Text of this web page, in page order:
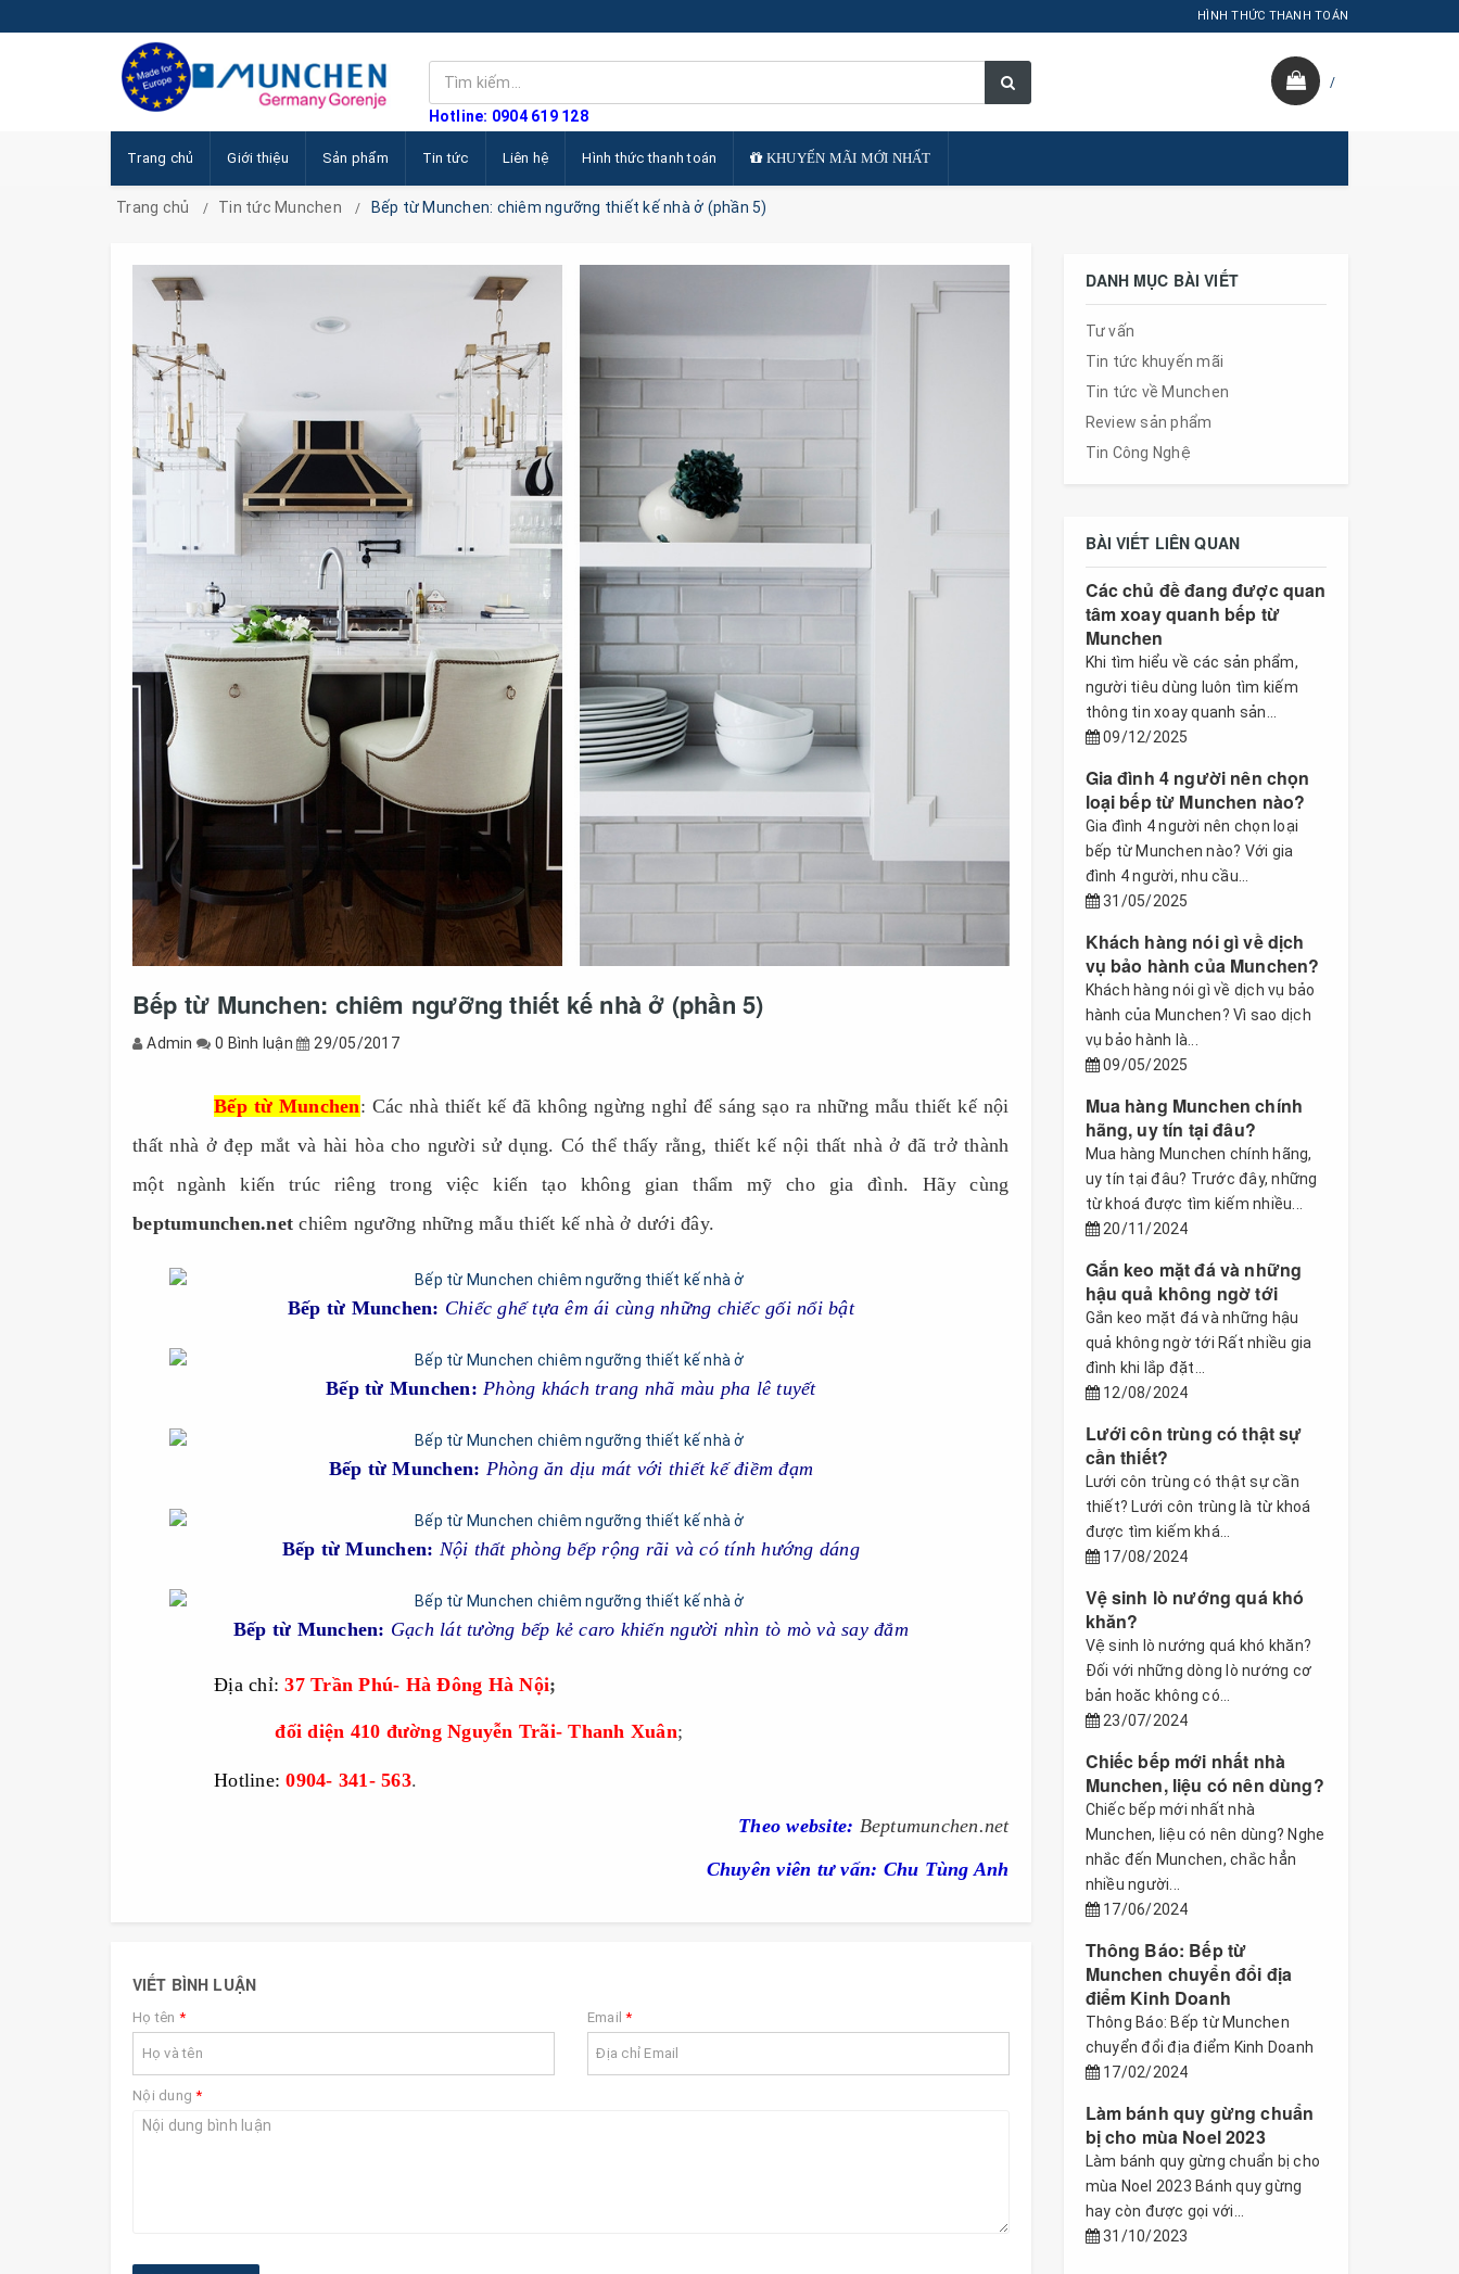
HÌNH THỨC THANH TOÁN
Hotline: 0904 619 128
/
Trang chủ Giới thiệu Sản phẩm Tin tức Liên hệ Hình thức thanh toán KHUYẾN MÃI MỚI NHẤT
Trang chủ Tin tức Munchen Bếp từ Munchen: chiêm ngưỡng thiết kế nhà ở (phần 5)
Bếp từ Munchen: chiêm ngưỡng thiết kế nhà ở (phần 5)
Admin 0 Bình luận 29/05/2017
Bếp từ Munchen: Các nhà thiết kế đã không ngừng nghỉ để sáng sạo ra những mẫu thiết kế nội
thất nhà ở đẹp mắt và hài hòa cho người sử dụng. Có thể thấy rằng, thiết kế nội thất nhà ở đã trở thành
một ngành kiến trúc riêng trong việc kiến tạo không gian thẩm mỹ cho gia đình. Hãy cùng
beptumunchen.net chiêm ngưỡng những mẫu thiết kế nhà ở dưới đây.
Bếp từ Munchen: Chiếc ghế tựa êm ái cùng những chiếc gối nổi bật
Bếp từ Munchen: Phòng khách trang nhã màu pha lê tuyết
Bếp từ Munchen: Phòng ăn dịu mát với thiết kế điềm đạm
Bếp từ Munchen: Nội thất phòng bếp rộng rãi và có tính hướng dáng
Bếp từ Munchen: Gạch lát tường bếp kẻ caro khiến người nhìn tò mò và say đắm
Địa chỉ:37 Trần Phú- Hà Đông Hà Nội;
---------------------đối diện 410 đường Nguyễn Trãi- Thanh Xuân;
Hotline: 0904- 341- 563.
Theowebsite: Beptumunchen.net
Chuyên viên tư vấn: Chu Tùng Anh
VIẾT BÌNH LUẬN
Họ tên * Email*
Nội dung*
DANH MỤC BÀI VIẾT
Tư vấn
Tin tức khuyến mãi
Tin tức về Munchen
Review sản phẩm
Tin Công Nghệ
BÀI VIẾT LIÊN QUAN
Các chủ đề đang được quan
tâm xoay quanh bếp từ
Munchen
Khi tìm hiểu về các sản phẩm,
người tiêu dùng luôn tìm kiếm
thông tin xoay quanh sản...
09/12/2025
Gia đình 4 người nên chọn
loại bếp từ Munchen nào?
Gia đình 4 người nên chọn loại
bếp từ Munchen nào? Với gia
đình 4 người, nhu cầu...
31/05/2025
Khách hàng nói gì về dịch
vụ bảo hành của Munchen?
Khách hàng nói gì về dịch vụ bảo
hành của Munchen? Vì sao dịch
vụ bảo hành là...
09/05/2025
Mua hàng Munchen chính
hãng, uy tín tại đâu?
Mua hàng Munchen chính hãng,
uy tín tại đâu? Trước đây, những
từ khoá được tìm kiếm nhiều...
20/11/2024
Gắn keo mặt đá và những
hậu quả không ngờ tới
Gắn keo mặt đá và những hậu
quả không ngờ tới Rất nhiều gia
đình khi lắp đặt...
12/08/2024
Lưới côn trùng có thật sự
cần thiết?
Lưới côn trùng có thật sự cần
thiết? Lưới côn trùng là từ khoá
được tìm kiếm khá...
17/08/2024
Vệ sinh lò nướng quá khó
khăn?
Vệ sinh lò nướng quá khó khăn?
Đối với những dòng lò nướng cơ
bản hoăc không có...
23/07/2024
Chiếc bếp mới nhất nhà
Munchen, liệu có nên dùng?
Chiếc bếp mới nhất nhà
Munchen, liệu có nên dùng? Nghe
nhắc đến Munchen, chắc hẳn
nhiều người...
17/06/2024
Thông Báo: Bếp từ
Munchen chuyển đổi địa
điểm Kinh Doanh
Thông Báo: Bếp từ Munchen
chuyển đổi địa điểm Kinh Doanh
17/02/2024
Làm bánh quy gừng chuẩn
bị cho mùa Noel 2023
Làm bánh quy gừng chuẩn bị cho
mùa Noel 2023 Bánh quy gừng
hay còn được gọi với...
31/10/2023